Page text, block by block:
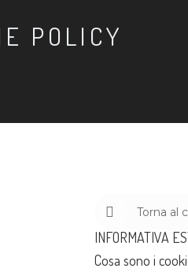
POLICY
Torna al
INFORMATIVA
Cosa sono i